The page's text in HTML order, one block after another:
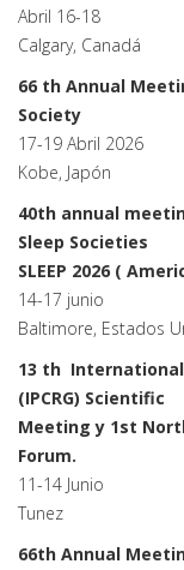
Abril 16-18
Calgary, Canadá
66 th Annual
Society
17-19 Abril 2026
Kobe, Japón
40th annual
Sleep Societies
SLEEP 2026 (
14-17 junio
Baltimore, Estados
13 th International
(IPCRG) Scientific
Meeting y 1st
Forum.
11-14 Junio
Tunez
66th Annual